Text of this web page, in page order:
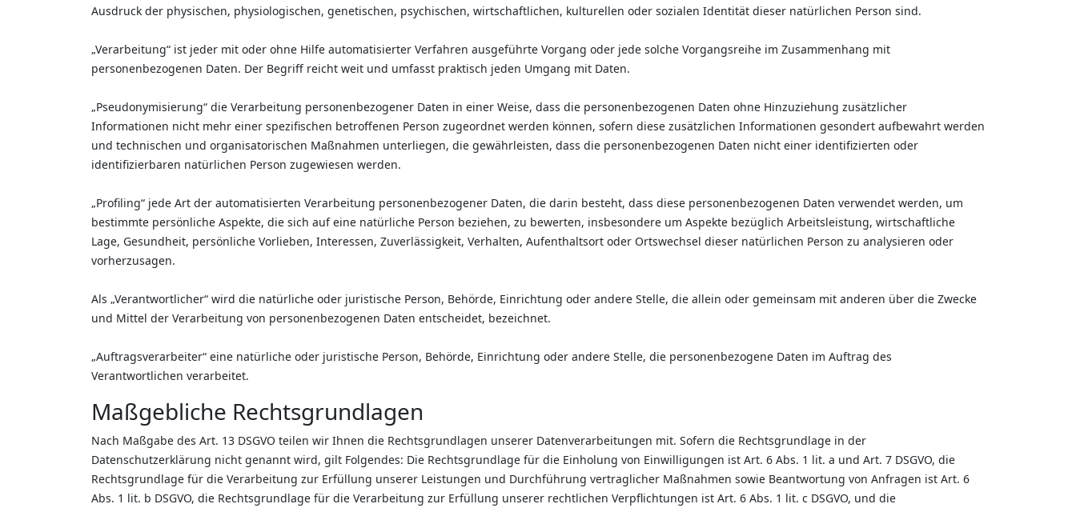
Ausdruck der physischen, physiologischen, genetischen, psychischen, wirtschaftlichen, kulturellen oder sozialen Identität dieser natürlichen Person sind.
„Verarbeitung“ ist jeder mit oder ohne Hilfe automatisierter Verfahren ausgeführte Vorgang oder jede solche Vorgangsreihe im Zusammenhang mit
personenbezogenen Daten. Der Begriff reicht weit und umfasst praktisch jeden Umgang mit Daten.
„Pseudonymisierung“ die Verarbeitung personenbezogener Daten in einer Weise, dass die personenbezogenen Daten ohne Hinzuziehung zusätzlicher
Informationen nicht mehr einer spezifischen betroffenen Person zugeordnet werden können, sofern diese zusätzlichen Informationen gesondert aufbewahrt werden
und technischen und organisatorischen Maßnahmen unterliegen, die gewährleisten, dass die personenbezogenen Daten nicht einer identifizierten oder
identifizierbaren natürlichen Person zugewiesen werden.
„Profiling“ jede Art der automatisierten Verarbeitung personenbezogener Daten, die darin besteht, dass diese personenbezogenen Daten verwendet werden, um
bestimmte persönliche Aspekte, die sich auf eine natürliche Person beziehen, zu bewerten, insbesondere um Aspekte bezüglich Arbeitsleistung, wirtschaftliche
Lage, Gesundheit, persönliche Vorlieben, Interessen, Zuverlässigkeit, Verhalten, Aufenthaltsort oder Ortswechsel dieser natürlichen Person zu analysieren oder
vorherzusagen.
Als „Verantwortlicher“ wird die natürliche oder juristische Person, Behörde, Einrichtung oder andere Stelle, die allein oder gemeinsam mit anderen über die Zwecke
und Mittel der Verarbeitung von personenbezogenen Daten entscheidet, bezeichnet.
„Auftragsverarbeiter“ eine natürliche oder juristische Person, Behörde, Einrichtung oder andere Stelle, die personenbezogene Daten im Auftrag des
Verantwortlichen verarbeitet.
Maßgebliche Rechtsgrundlagen
Nach Maßgabe des Art. 13 DSGVO teilen wir Ihnen die Rechtsgrundlagen unserer Datenverarbeitungen mit. Sofern die Rechtsgrundlage in der
Datenschutzerklärung nicht genannt wird, gilt Folgendes: Die Rechtsgrundlage für die Einholung von Einwilligungen ist Art. 6 Abs. 1 lit. a und Art. 7 DSGVO, die
Rechtsgrundlage für die Verarbeitung zur Erfüllung unserer Leistungen und Durchführung vertraglicher Maßnahmen sowie Beantwortung von Anfragen ist Art. 6
Abs. 1 lit. b DSGVO, die Rechtsgrundlage für die Verarbeitung zur Erfüllung unserer rechtlichen Verpflichtungen ist Art. 6 Abs. 1 lit. c DSGVO, und die